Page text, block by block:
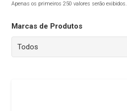
Apenas os primeiros 250 valores serão exibidos.
Marcas de Produtos